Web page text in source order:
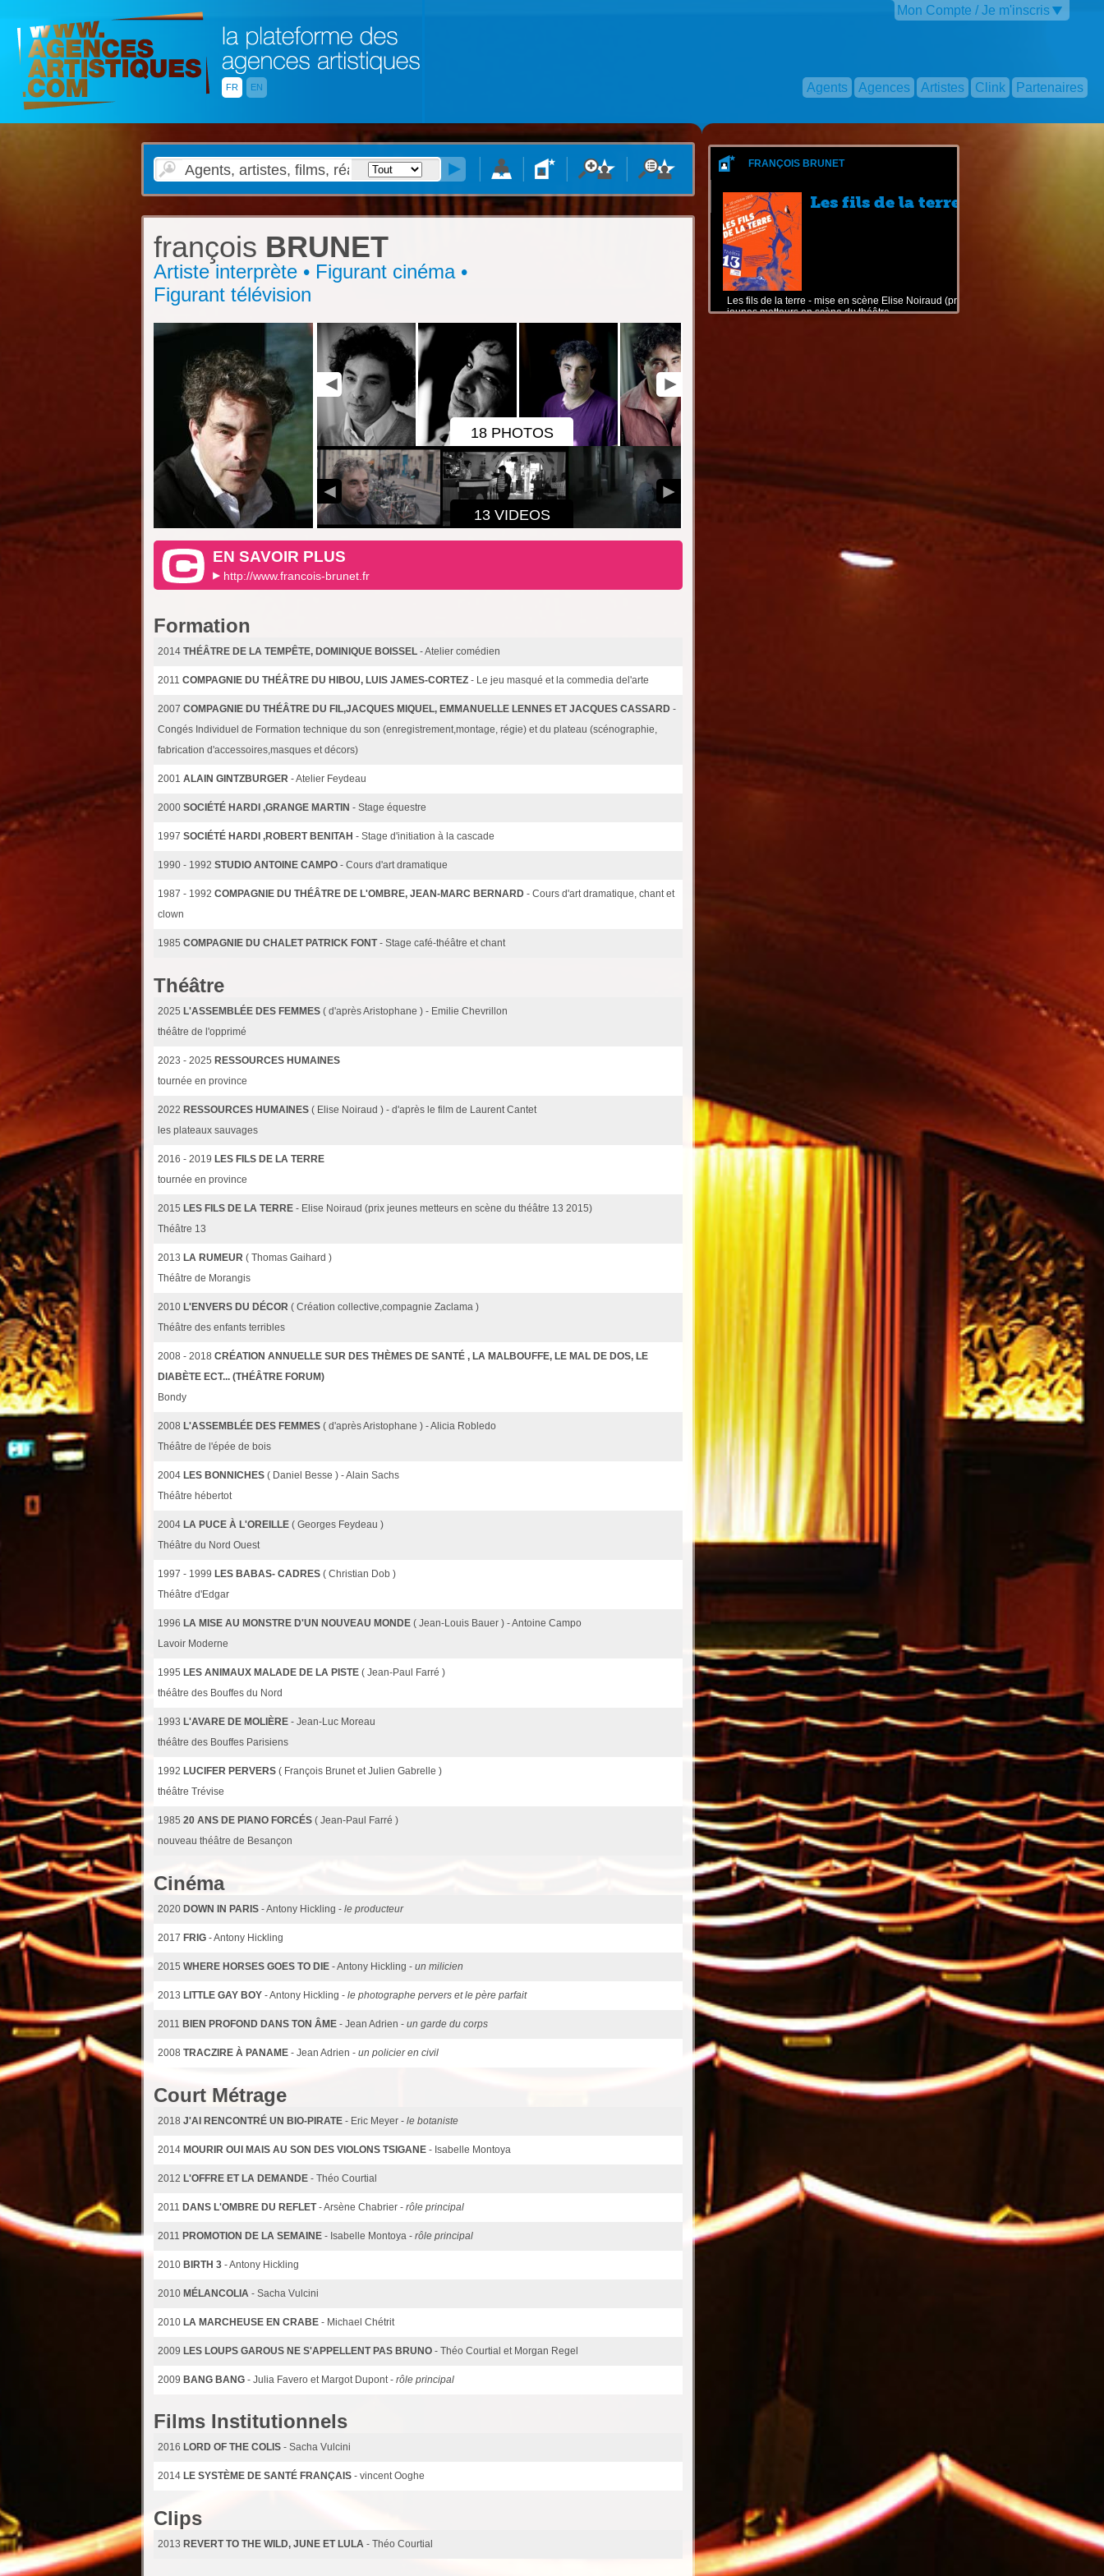
FR EN
Mon Compte / Je m'inscris
Agents Agences Artistes Clink Partenaires
françois BRUNET
Artiste interprète • Figurant cinéma •
Figurant télévision
18 PHOTOS
13 VIDEOS
EN SAVOIR PLUS
http://www.francois-brunet.fr
Formation
2014 THÉÂTRE DE LA TEMPÊTE, DOMINIQUE BOISSEL - Atelier comédien
2011 COMPAGNIE DU THÉÂTRE DU HIBOU, LUIS JAMES-CORTEZ - Le jeu masqué et la commedia del'arte
2007 COMPAGNIE DU THÉÂTRE DU FIL,JACQUES MIQUEL, EMMANUELLE LENNES ET JACQUES CASSARD -
Congés Individuel de Formation technique du son (enregistrement,montage, régie) et du plateau (scénographie,
fabrication d'accessoires,masques et décors)
2001 ALAIN GINTZBURGER - Atelier Feydeau
2000 SOCIÉTÉ HARDI ,GRANGE MARTIN - Stage équestre
1997 SOCIÉTÉ HARDI ,ROBERT BENITAH - Stage d'initiation à la cascade
1990 - 1992 STUDIO ANTOINE CAMPO - Cours d'art dramatique
1987 - 1992 COMPAGNIE DU THÉÂTRE DE L'OMBRE, JEAN-MARC BERNARD - Cours d'art dramatique, chant et
clown
1985 COMPAGNIE DU CHALET PATRICK FONT - Stage café-théâtre et chant
Théâtre
2025 L'ASSEMBLÉE DES FEMMES ( d'après Aristophane ) - Emilie Chevrillon
théâtre de l'opprimé
2023 - 2025 RESSOURCES HUMAINES
tournée en province
2022 RESSOURCES HUMAINES ( Elise Noiraud ) - d'après le film de Laurent Cantet
les plateaux sauvages
2016 - 2019 LES FILS DE LA TERRE
tournée en province
2015 LES FILS DE LA TERRE - Elise Noiraud (prix jeunes metteurs en scène du théâtre 13 2015)
Théâtre 13
2013 LA RUMEUR ( Thomas Gaihard )
Théâtre de Morangis
2010 L'ENVERS DU DÉCOR ( Création collective,compagnie Zaclama )
Théâtre des enfants terribles
2008 - 2018 CRÉATION ANNUELLE SUR DES THÈMES DE SANTÉ , LA MALBOUFFE, LE MAL DE DOS, LE
DIABÈTE ECT... (THÉÂTRE FORUM)
Bondy
2008 L'ASSEMBLÉE DES FEMMES ( d'après Aristophane ) - Alicia Robledo
Théâtre de l'épée de bois
2004 LES BONNICHES ( Daniel Besse ) - Alain Sachs
Théâtre hébertot
2004 LA PUCE À L'OREILLE ( Georges Feydeau )
Théâtre du Nord Ouest
1997 - 1999 LES BABAS- CADRES ( Christian Dob )
Théâtre d'Edgar
1996 LA MISE AU MONSTRE D'UN NOUVEAU MONDE ( Jean-Louis Bauer ) - Antoine Campo
Lavoir Moderne
1995 LES ANIMAUX MALADE DE LA PISTE ( Jean-Paul Farré )
théâtre des Bouffes du Nord
1993 L'AVARE DE MOLIÈRE - Jean-Luc Moreau
théâtre des Bouffes Parisiens
1992 LUCIFER PERVERS ( François Brunet et Julien Gabrelle )
théâtre Trévise
1985 20 ANS DE PIANO FORCÉS ( Jean-Paul Farré )
nouveau théâtre de Besançon
Cinéma
2020 DOWN IN PARIS - Antony Hickling - le producteur
2017 FRIG - Antony Hickling
2015 WHERE HORSES GOES TO DIE - Antony Hickling - un milicien
2013 LITTLE GAY BOY - Antony Hickling - le photographe pervers et le père parfait
2011 BIEN PROFOND DANS TON ÂME - Jean Adrien - un garde du corps
2008 TRACZIRE À PANAME - Jean Adrien - un policier en civil
Court Métrage
2018 J'AI RENCONTRÉ UN BIO-PIRATE - Eric Meyer - le botaniste
2014 MOURIR OUI MAIS AU SON DES VIOLONS TSIGANE - Isabelle Montoya
2012 L'OFFRE ET LA DEMANDE - Théo Courtial
2011 DANS L'OMBRE DU REFLET - Arsène Chabrier - rôle principal
2011 PROMOTION DE LA SEMAINE - Isabelle Montoya - rôle principal
2010 BIRTH 3 - Antony Hickling
2010 MÉLANCOLIA - Sacha Vulcini
2010 LA MARCHEUSE EN CRABE - Michael Chétrit
2009 LES LOUPS GAROUS NE S'APPELLENT PAS BRUNO - Théo Courtial et Morgan Regel
2009 BANG BANG - Julia Favero et Margot Dupont - rôle principal
Films Institutionnels
2016 LORD OF THE COLIS - Sacha Vulcini
2014 LE SYSTÈME DE SANTÉ FRANÇAIS - vincent Ooghe
Clips
2013 REVERT TO THE WILD, JUNE ET LULA - Théo Courtial
FRANÇOIS BRUNET
Les fils de la terre
Les fils de la terre - mise en scène Elise Noiraud (prix
jeunes metteurs en scène du théâtre ...